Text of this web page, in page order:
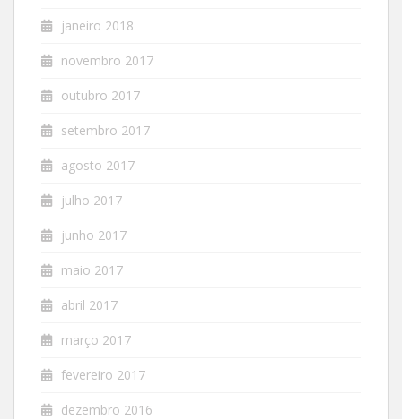
janeiro 2018
novembro 2017
outubro 2017
setembro 2017
agosto 2017
julho 2017
junho 2017
maio 2017
abril 2017
março 2017
fevereiro 2017
dezembro 2016